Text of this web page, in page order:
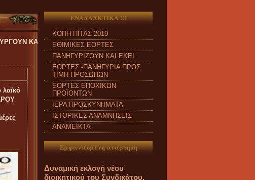
ΑΠΟ ΔΕΥΤΕΡΑ έως ΠΑΡΑΣΚΕΥΗ και από ώρα 09:00 π.μ. έως 04:00
λαϊκό
ΕΝΑΛΛΑΚΤΙΚΑ !!!
ΚΟΠΗ ΠΙΤΑΣ 2019
ΕΘΙΜΙΚΕΣ ΕΟΡΤΕΣ
ΠΑΝΗΓΥΡΙΖΟΥΝ ΚΑΙ ΕΚΕΙ
ΕΟΡΤΕΣ -ΠΑΝΗΓΥΡΙΑ ΠΡΟΣ
ΤΙΜΗ ΠΡΟΣΩΠΩΝ
ΕΟΡΤΕΣ ΕΠΟΧΙΚΩΝ
ΠΡΟΪΟΝΤΩΝ
ΙΕΡΑ ΠΡΟΣΚΥΝΗΜΑΤΑ
ΙΣΤΟΡΙΚΕΣ ΑΝΑΜΝΗΣΕΙΣ
ΑΝΑΜΕΙΚΤΑ
Εμφανιζόμενη ανάρτηση
Δυναμική εκλογή νέου
διοικητικού του Συνδικάτου.